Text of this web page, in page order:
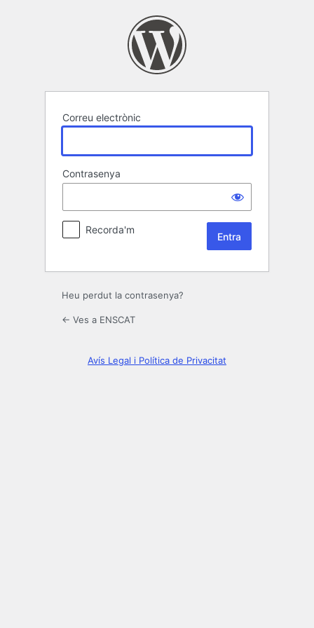
Correu electrònic
Contrasenya
Recorda'm
Heu perdut la contrasenya?
← Ves a ENSCAT
Avís Legal i Política de Privacitat